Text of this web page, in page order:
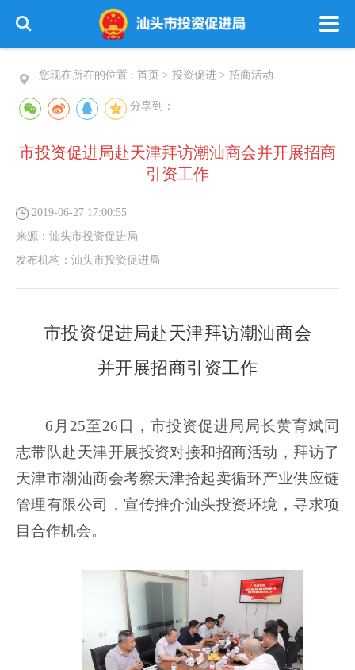
您现在所在的位置 : 首页 > 投资促进 > 招商活动
分享到：
市投资促进局赴天津拜访潮汕商会并开展招商
引资工作
2019-06-27 17:00:55
来源： 汕头市投资促进局
发布机构： 汕头市投资促进局
市投资促进局赴天津拜访潮汕商会
并开展招商引资工作
6月25至26日，市投资促进局局长黄育斌同
志带队赴天津开展投资对接和招商活动，拜访了
天津市潮汕商会考察天津拾起卖循环产业供应链
管理有限公司，宣传推介汕头投资环境，寻求项
目合作机会。